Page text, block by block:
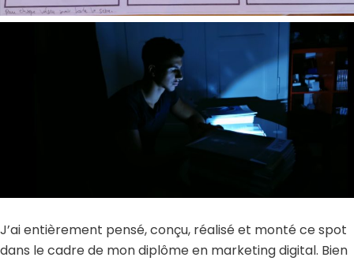
J’ai entièrement pensé, conçu, réalisé et monté ce spot
dans le cadre de mon diplôme en marketing digital. Bien